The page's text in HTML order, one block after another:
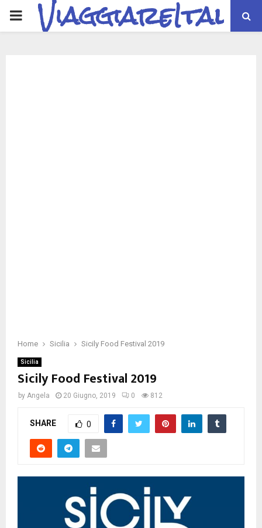
PRIMARYViaggiareItalia
Home Sicilia Sicily Food Festival 2019
Sicilia
Sicily Food Festival 2019
by Angela 20 Giugno, 2019 0 812
SHARE 0